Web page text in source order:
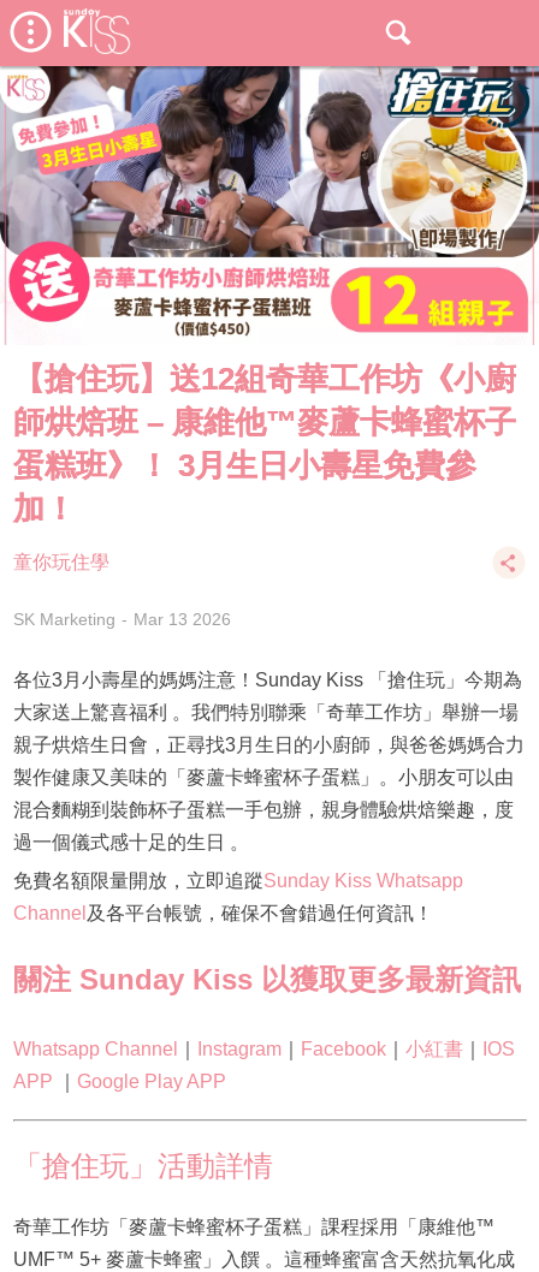
【搶住玩】送12組奇華工作坊《小廚
師烘焙班 – 康維他™麥蘆卡蜂蜜杯子
蛋糕班》！ 3月生日小壽星免費參
加！
童你玩住學
SK Marketing Mar 13 2026
各位3月小壽星的媽媽注意！Sunday Kiss 「搶住玩」今期為
大家送上驚喜福利 。我們特別聯乘「奇華工作坊」舉辦一場
親子烘焙生日會，正尋找3月生日的小廚師，與爸爸媽媽合力
製作健康又美味的「麥蘆卡蜂蜜杯子蛋糕」。小朋友可以由
混合麵糊到裝飾杯子蛋糕一手包辦，親身體驗烘焙樂趣，度
過一個儀式感十足的生日 。
免費名額限量開放，立即追蹤Sunday Kiss Whatsapp
Channel 及各平台帳號，確保不會錯過任何資訊！
關注 Sunday Kiss 以獲取更多最新資訊
Whatsapp Channel Instagram｜ Facebook｜ 小紅書｜
IOS
APP
Google Play APP
「搶住玩」活動詳情
奇華工作坊「麥蘆卡蜂蜜杯子蛋糕」課程採用「康維他™
UMF™ 5+ 麥蘆卡蜂蜜」入饌 。這種蜂蜜富含天然抗氧化成